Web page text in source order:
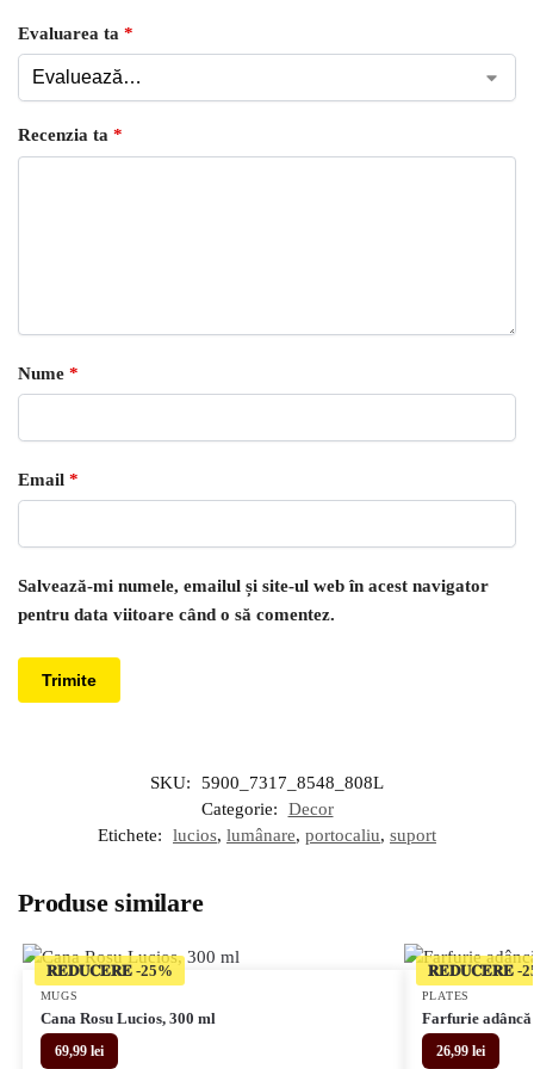
Evaluarea ta *
Recenzia ta *
Nume *
Email *
Salvează-mi numele, emailul și site-ul web în acest navigator
pentru data viitoare când o să comentez.
SKU:
5900_7317_8548_808L
Categorie:
Decor
Etichete:
lucios, lumânare, portocaliu, suport
Produse similare
𝐑𝐄𝐃𝐔𝐂𝐄𝐑𝐄
MUGS
Cana Rosu Lucios, 300 ml
69,99 lei
𝐑𝐄𝐃𝐔𝐂𝐄𝐑𝐄
PLATES
Farfurie adâncă
26,99 lei